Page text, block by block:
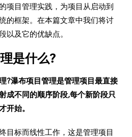
项目管理实践，为项目从启动到
的框架。在本篇文章中我们将讨
以及它的优缺点。
是什么?
?瀑布项目管理是管理项目最直接
成不同的顺序阶段,每个新阶段只
开始。
标而线性工作，这是管理项目